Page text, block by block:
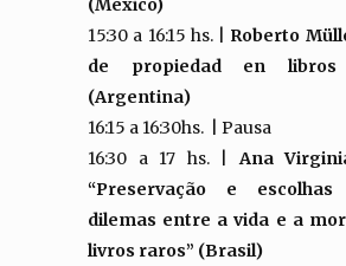
(México)
15:30 a 16:15 hs. | Roberto
de propiedad en libros
(Argentina)
16:15 a 16:30hs. | Pausa
16:30 a 17 hs. |Ana
“Preservação e
dilemas entre a vida e a
livros raros” (Brasil)